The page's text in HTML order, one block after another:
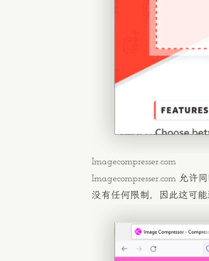
Imagecompresser.com
Imagecompresser.com 允许
没有任何限制，因此这可能